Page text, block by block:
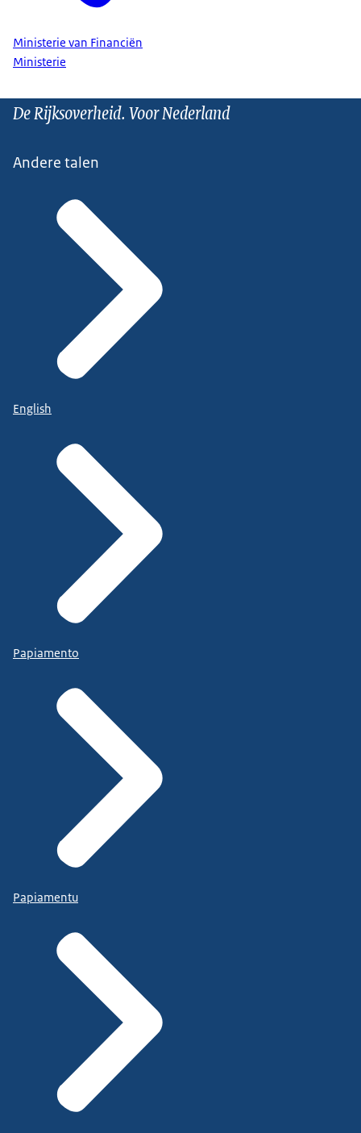
Ministerie van Financiën
Ministerie
De Rijksoverheid. Voor Nederland
Andere talen
English
Papiamento
Papiamentu